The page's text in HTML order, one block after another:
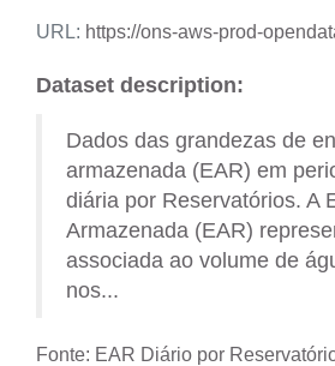
URL: https://ons-aws-prod-opendata.s3.amazonaws.com/dataset/
Dataset description:
Dados das grandezas de
armazenada (EAR) em
diária por Reservatórios. A
Armazenada (EAR)
associada ao volume de
nos...
Fonte: EAR Diário por